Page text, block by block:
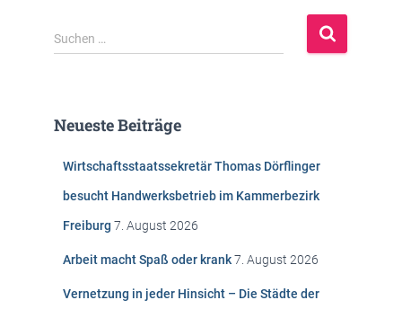
S
u
n
Suchen …
Neueste Beiträge
Wirtschaftsstaatssekretär Thomas Dörflinger
besucht Handwerksbetrieb im Kammerbezirk
Freiburg 7. August 2026
Arbeit macht Spaß oder krank7. August 2026
Vernetzung in jeder Hinsicht – Die Städte der